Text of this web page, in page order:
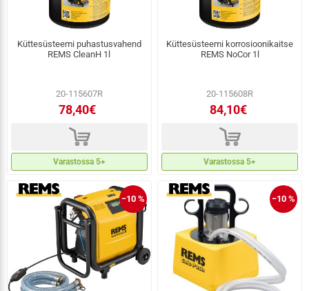
Küttesüsteemi puhastusvahend
REMS CleanH 1l
20-115607R
78,40€
d
Varastossa 5+
Küttesüsteemi korrosioonikaitse
REMS NoCor 1l
20-115608R
84,10€
d
Varastossa 5+
−10 % −10 %